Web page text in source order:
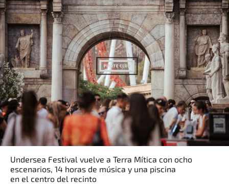
Undersea Festival vuelve a Terra Mítica con ocho
escenarios, 14 horas de música y una piscina
en el centro del recinto